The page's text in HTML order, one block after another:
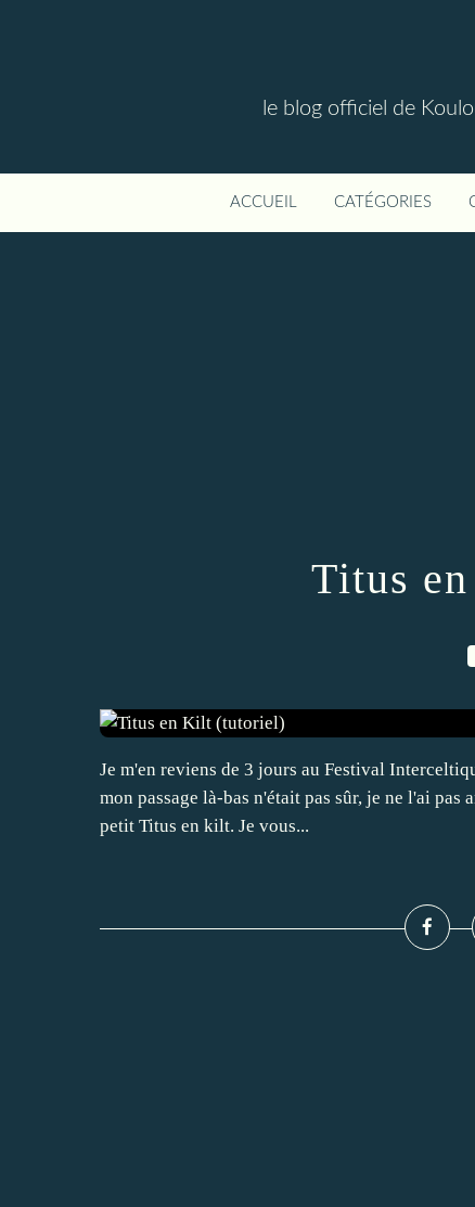
le blog officiel de
ACCUEIL CATÉGORIES
Titus
Je m'en reviens de 3 jours au Festival
mon passage là-bas n'était pas sûr, je ne l'ai
petit Titus en kilt. Je vous...